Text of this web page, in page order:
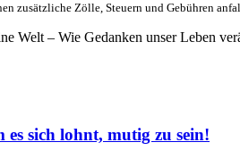
zusätzliche Zölle, Steuern und Gebühren
Welt – Wie Gedanken unser Leben
sich lohnt, mutig zu sein!